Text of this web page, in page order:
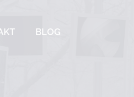
BLOG